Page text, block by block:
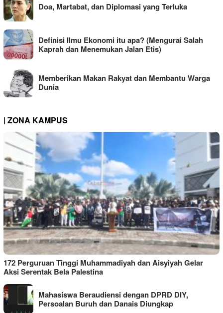
Doa, Martabat, dan Diplomasi yang Terluka
Definisi Ilmu Ekonomi itu apa? (Mengurai Salah
Kaprah dan Menemukan Jalan Etis)
Memberikan Makan Rakyat dan Membantu Warga
Dunia
| ZONA KAMPUS
172 Perguruan Tinggi Muhammadiyah dan Aisyiyah Gelar
Aksi Serentak Bela Palestina
Mahasiswa Beraudiensi dengan DPRD DIY,
Persoalan Buruh dan Danais Diungkap